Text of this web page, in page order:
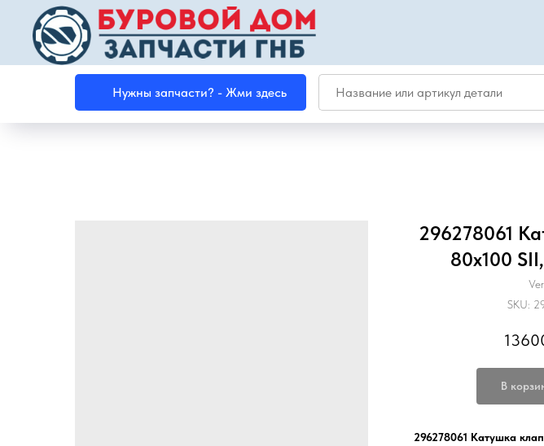
Нужны запчасти? - Жми здесь
296278061
80x100
SKU:
В
296278061 Катушка